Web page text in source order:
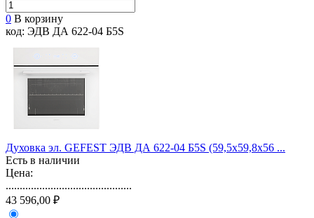
0 В корзину
код: ЭДВ ДА 622-04 Б5S
Духовка эл. GEFEST ЭДВ ДА 622-04 Б5S (59,5х59,8х56 ...
Есть в наличии
Цена:
.............................................
43 596,00 ₽